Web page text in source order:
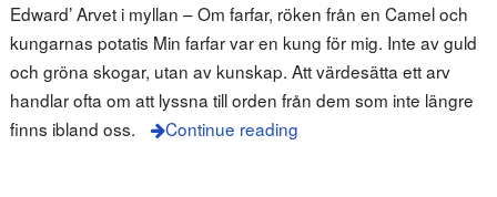
Edward’ Arvet i myllan – Om farfar, röken från en Camel och
kungarnas potatis Min farfar var en kung för mig. Inte av guld
och gröna skogar, utan av kunskap. Att värdesätta ett arv
handlar ofta om att lyssna till orden från dem som inte längre
finns ibland oss.
Continue reading